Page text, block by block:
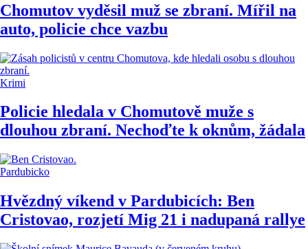
Chomutov vyděsil muž se zbraní. Mířil na
auto, policie chce vazbu
Krimi
Policie hledala v Chomutově muže s
dlouhou zbraní. Nechoďte k oknům, žádala
Pardubicko
Hvězdný víkend v Pardubicích: Ben
Cristovao, rozjetí Mig 21 i nadupaná rallye